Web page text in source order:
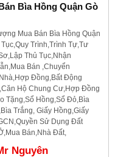
Bìa Hồng Quận Gò
Mua Bán Bìa Hồng Quận
Trình,Trình Tự,Tư
Thủ Tục,Nhận
Bán ,Chuyển
Đồng,Bất Động
Hộ Chung Cư,Hợp Đồng
Tặng,Sổ Hồng,Sổ Đỏ,Bìa
Trắng, Giấy Hồng,Giấy
Sử Dụng Đất
Bán,Nhà Đất,
Nguyên